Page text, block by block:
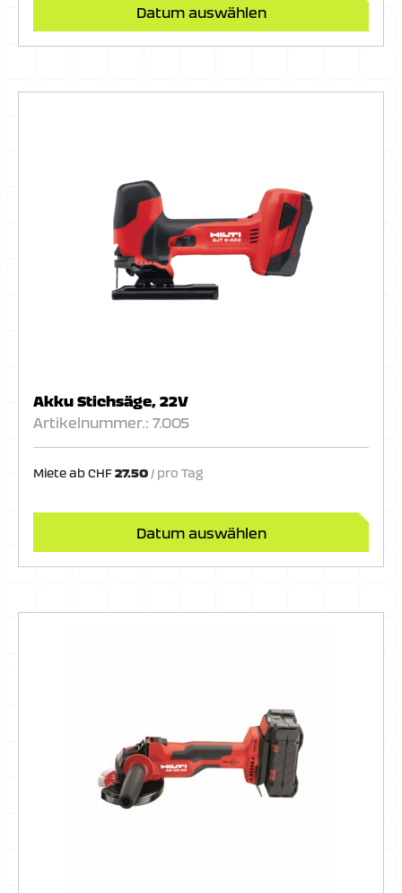
Datum auswählen
Akku Stichsäge, 22V
Artikelnummer.: 7.005
Miete abCHF27.50
Datum auswählen